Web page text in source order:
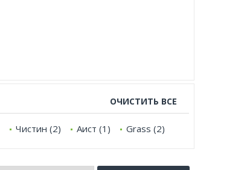
ОЧИСТИТЬ ВСЕ
Чистин (2) Аист (1) Grass (2)